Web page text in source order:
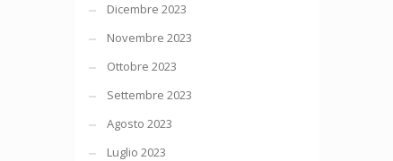
Dicembre 2023
Novembre 2023
Ottobre 2023
Settembre 2023
Agosto 2023
Luglio 2023